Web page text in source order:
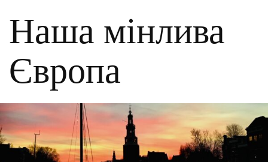
Наша мінлива
Європа